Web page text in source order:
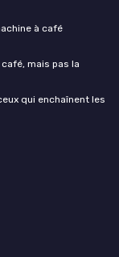
à café
mais pas la
qui enchaînent les